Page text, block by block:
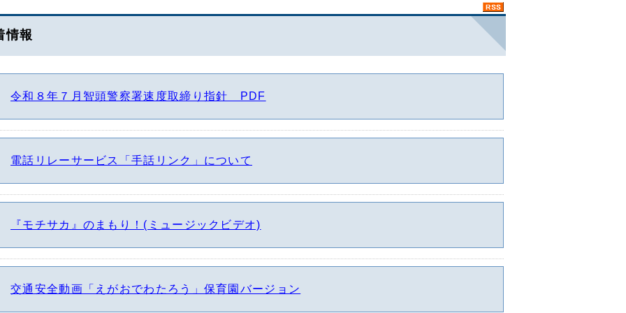
情報
令和８年７月智頭警察署速度取締り指針 PDF
電話リレーサービス「手話リンク」について
『モチサカ』のまもり！(ミュージックビデオ)
交通安全動画「えがおでわたろう」保育園バージョン